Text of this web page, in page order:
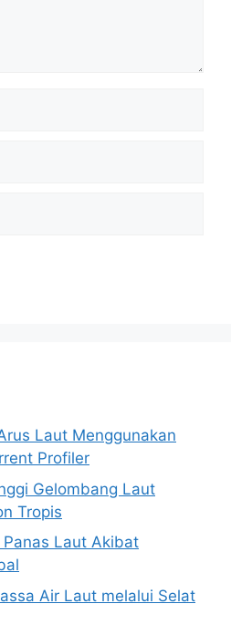
Laut Menggunakan
Profiler
Gelombang Laut
Tropis
Laut Akibat
Air Laut melalui Selat